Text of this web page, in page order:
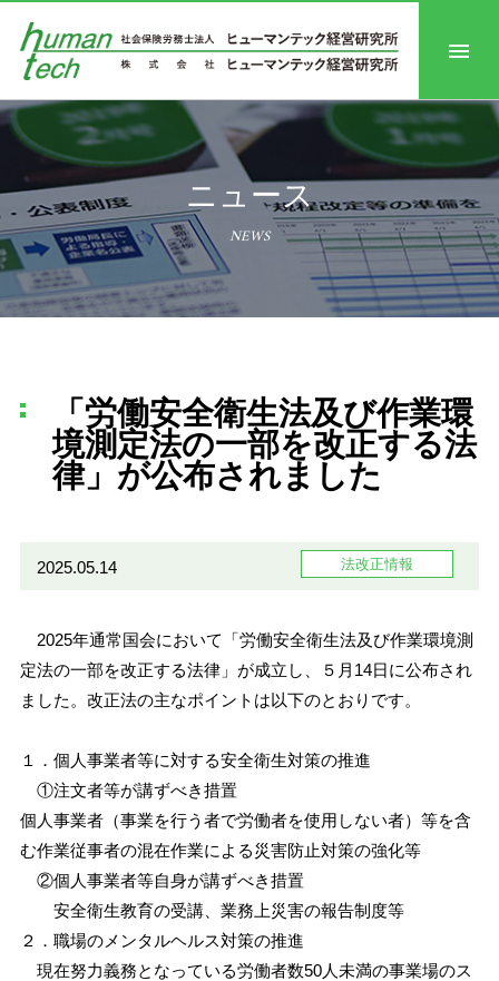
ニュース
NEWS
「労働安全衛生法及び作業環
境測定法の一部を改正する法
律」が公布されました
2025.05.14 法改正情報
2025年通常国会において「労働安全衛生法及び作業環境測
定法の一部を改正する法律」が成立し、５月14日に公布され
ました。改正法の主なポイントは以下のとおりです。
１．個人事業者等に対する安全衛生対策の推進
①注文者等が講ずべき措置
個人事業者（事業を行う者で労働者を使用しない者）等を含
む作業従事者の混在作業による災害防止対策の強化等
②個人事業者等自身が講ずべき措置
安全衛生教育の受講、業務上災害の報告制度等
２．職場のメンタルヘルス対策の推進
現在努力義務となっている労働者数50人未満の事業場のス